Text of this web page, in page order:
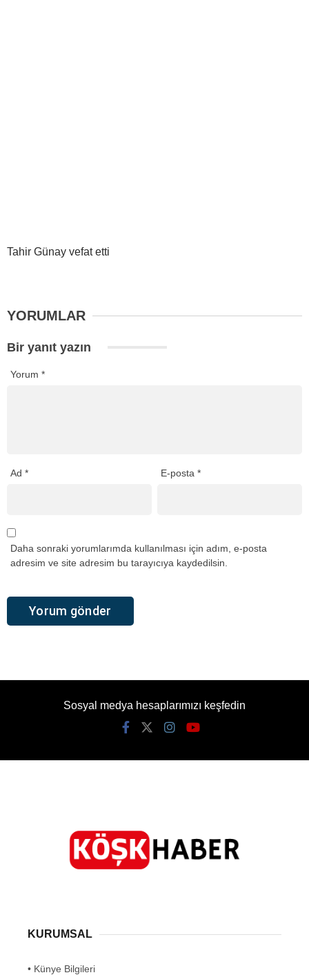
Tahir Günay vefat etti
YORUMLAR
Bir yanıt yazın
Yorum *
Ad * E-posta*
Daha sonraki yorumlarımda kullanılması için adım, e-posta
adresim ve site adresim bu tarayıcıya kaydedilsin.
Sosyal medya hesaplarımızı keşfedin
KURUMSAL
• Künye Bilgileri